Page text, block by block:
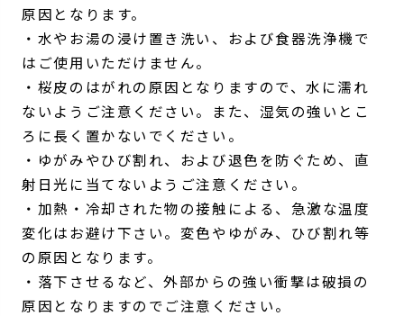
原因となります。
・水やお湯の浸け置き洗い、および食器洗浄機で
はご使用いただけません。
・桜皮のはがれの原因となりますので、水に濡れ
ないようご注意ください。また、湿気の強いとこ
ろに長く置かないでください。
・ゆがみやひび割れ、および退色を防ぐため、直
射日光に当てないようご注意ください。
・加熱・冷却された物の接触による、急激な温度
変化はお避け下さい。変色やゆがみ、ひび割れ等
の原因となります。
・落下させるなど、外部からの強い衝撃は破損の
原因となりますのでご注意ください。